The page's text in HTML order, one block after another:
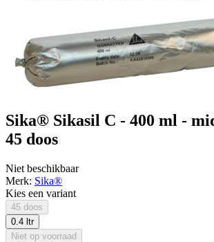
Sika® Sikasil C - 400 ml -
45 doos
Niet beschikbaar
Merk: Sika®
Kies een variant
45 doos
0.4 ltr
Niet op voorraad